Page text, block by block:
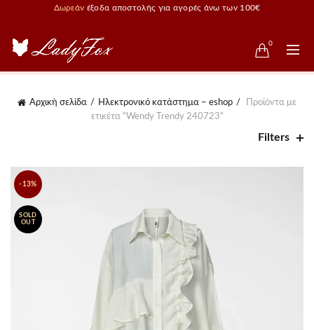
Δωρεάν έξοδα αποστολής για αγορές άνω των 100€
0
Αρχική σελίδα Ηλεκτρονικό κατάστημα – eshop
Προϊόντα με
ετικέτα “Wendy Trendy 240723”
Filters
-13%
SOLD
OUT